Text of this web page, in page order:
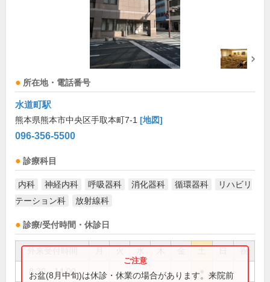
所在地・電話番号
水道町駅
熊本県熊本市中央区手取本町7-1 [地図]
096-356-5500
診療科目
内科 神経内科 呼吸器科 消化器科 循環器科
リハビリ
テーション科
放射線科
診療/受付時間・休診日
祝
8:30～14:00
お盆(8月中旬)は休診・休業の場合があります。来院前